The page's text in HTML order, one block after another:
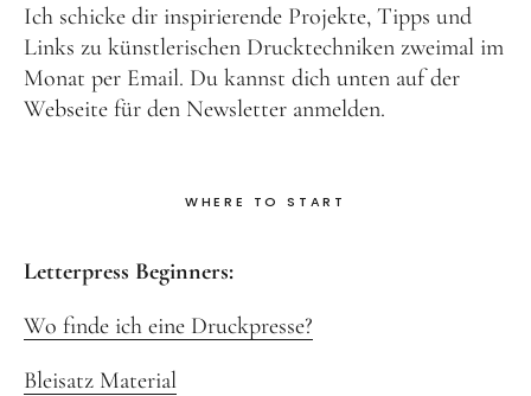
Ich schicke dir inspirierende Projekte, Tipps und
Links zu künstlerischen Drucktechniken zweimal im
Monat per Email. Du kannst dich unten auf der
Webseite für den Newsletter anmelden.
WHERE TO START
Letterpress Beginners:
Wo finde ich eine Druckpresse?
Bleisatz Material